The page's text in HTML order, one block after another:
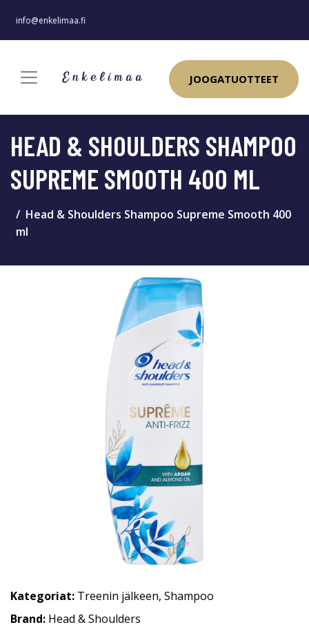
info@enkelimaa.fi
JOOGATUOTTEET
HEAD & SHOULDERS SHAMPOO
SUPREME SMOOTH 400 ML
Head & Shoulders Shampoo Supreme Smooth 400
ml
Kategoriat: Treenin jälkeen, Shampoo
Brand: Head & Shoulders